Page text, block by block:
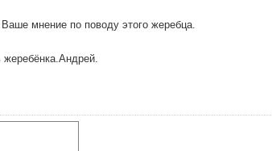
мнение по поводу этого жеребца.
жеребёнка.Андрей.